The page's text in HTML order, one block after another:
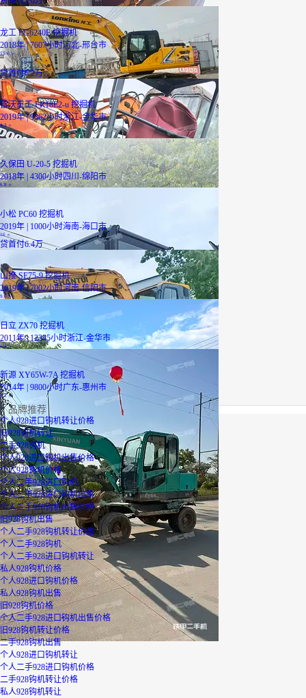
龙工 LG6240E 挖掘机
2018年 | 7607小时河北-邢台市
15.6万
贷首付6.2万
雷沃重工 FR18E2-u 挖掘机
2019年 | 9362小时浙江-金华市
4.3万
久保田 U-20-5 挖掘机
2018年 | 4300小时四川-绵阳市
6.8 万
小松 PC60 挖掘机
2019年 | 1000小时海南-海口市
16 万
贷首付6.4万
山推 SE75-9 挖掘机
2019年 | 7002小时河南-信阳市
9.6万
日立 ZX70 挖掘机
2011年 | 12345小时浙江-金华市
5.8万
新源 XY65W-7A 挖掘机
2014年 | 9800小时广东-惠州市
3.2万
品牌推荐
个人928进口钩机转让价格
旧928钩机转让
二手928钩机
个人928进口钩机出售价格
个人928钩机价格
个人二手928进口钩机
个人二手928进口钩机出售
个人二手928钩机出售价格
旧928钩机出售
个人二手928钩机转让价格
个人二手928钩机
个人二手928进口钩机转让
私人928钩机价格
个人928进口钩机价格
私人928钩机出售
旧928钩机价格
个人二手928进口钩机出售价格
旧928钩机转让价格
二手928钩机出售
个人928进口钩机转让
个人二手928进口钩机价格
二手928钩机转让价格
私人928钩机转让